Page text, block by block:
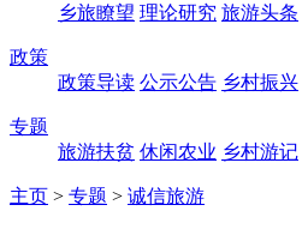
乡旅瞭望 理论研究 旅游头条
政策
政策导读 公示公告 乡村振兴
专题
旅游扶贫 休闲农业 乡村游记
主页 > 专题 > 诚信旅游